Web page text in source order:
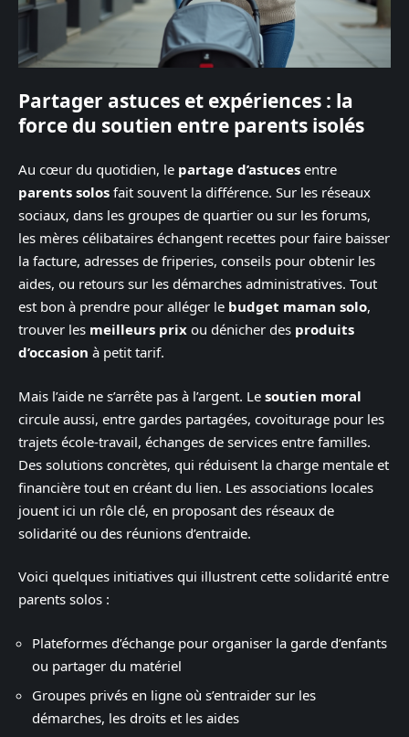
Partager astuces et expériences : la
force du soutien entre parents isolés
Au cœur du quotidien, le partage d’astuces entre
parents solos fait souvent la différence. Sur les réseaux
sociaux, dans les groupes de quartier ou sur les forums,
les mères célibataires échangent recettes pour faire baisser
la facture, adresses de friperies, conseils pour obtenir les
aides, ou retours sur les démarches administratives. Tout
est bon à prendre pour alléger le budget maman solo,
trouver les meilleurs prix ou dénicher des produits
d’occasion à petit tarif.
Mais l’aide ne s’arrête pas à l’argent. Le soutien moral
circule aussi, entre gardes partagées, covoiturage pour les
trajets école-travail, échanges de services entre familles.
Des solutions concrètes, qui réduisent la charge mentale et
financière tout en créant du lien. Les associations locales
jouent ici un rôle clé, en proposant des réseaux de
solidarité ou des réunions d’entraide.
Voici quelques initiatives qui illustrent cette solidarité entre
parents solos :
Plateformes d’échange pour organiser la garde d’enfants
ou partager du matériel
Groupes privés en ligne où s’entraider sur les
démarches, les droits et les aides